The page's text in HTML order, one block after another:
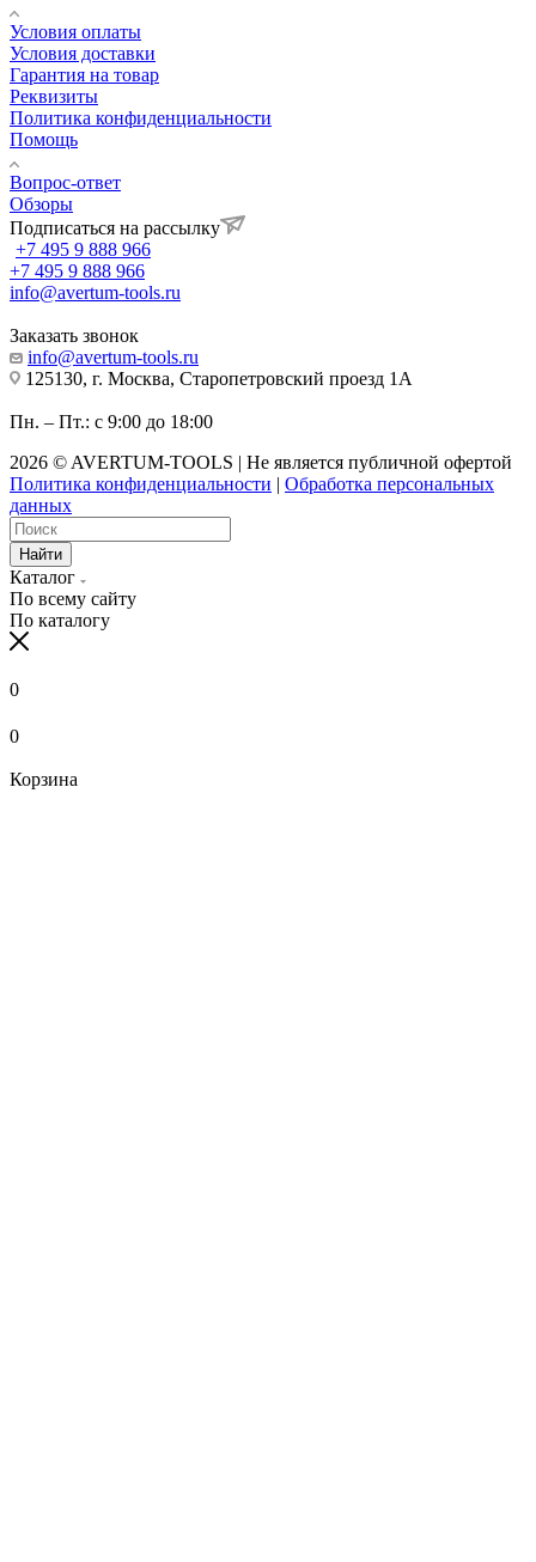
Условия оплаты
Условия доставки
Гарантия на товар
Реквизиты
Политика конфиденциальности
Помощь
Вопрос-ответ
Обзоры
Подписаться на рассылку
+7 495 9 888 966
+7 495 9 888 966
info@avertum-tools.ru
Заказать звонок
info@avertum-tools.ru
125130, г. Москва, Старопетровский проезд 1А
Пн. – Пт.: с 9:00 до 18:00
2026 © AVERTUM-TOOLS | Не является публичной офертой
Политика конфиденциальности | Обработка персональных
данных
Найти
Каталог
По всему сайту
По каталогу
0
0
Корзина